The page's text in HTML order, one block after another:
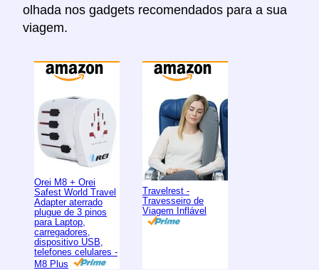
olhada nos gadgets recomendados para a sua
viagem.
Orei M8 + Orei
Safest World Travel
Adapter aterrado
plugue de 3 pinos
para Laptop,
carregadores,
dispositivo USB,
telefones celulares -
M8 Plus
Travelrest -
Travesseiro de
Viagem Inflável